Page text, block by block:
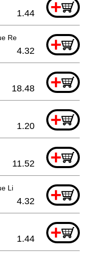
+
1.44
Re +
4.32
+
18.48
+
1.20
+
11.52
Li +
4.32
+
1.44